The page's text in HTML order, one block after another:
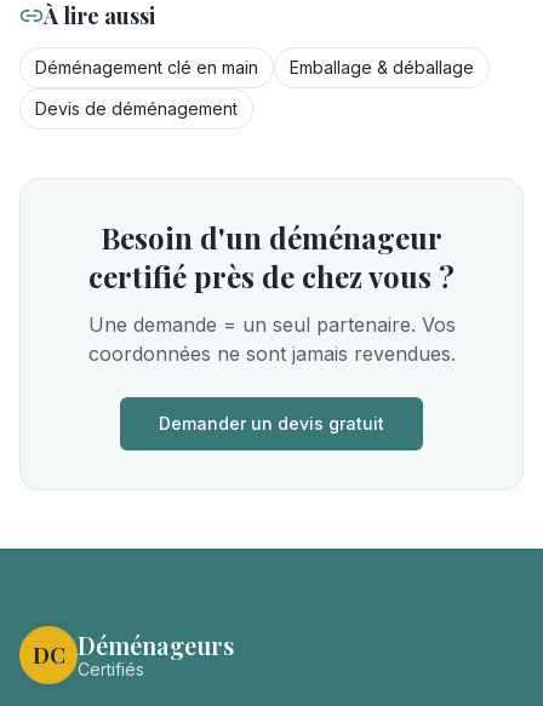
À lire aussi
Déménagement clé en main
Emballage & déballage
Devis de déménagement
Besoin d'un déménageur
certifié près de chez vous ?
Une demande = un seul partenaire. Vos
coordonnées ne sont jamais revendues.
Demander un devis gratuit
DC Déménageurs
Certifiés